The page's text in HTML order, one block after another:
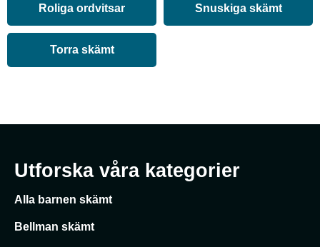
Roliga ordvitsar Snuskiga skämt
Torra skämt
Utforska våra kategorier
Alla barnen skämt
Bellman skämt